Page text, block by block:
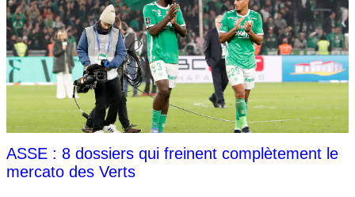
ASSE : 8 dossiers qui freinent complètement le
mercato des Verts